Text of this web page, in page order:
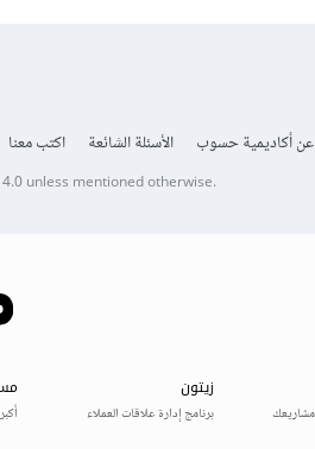
عن أكاديمية حسوب الأسئلة الشائعة اكتب معنا
unless mentioned otherwise.